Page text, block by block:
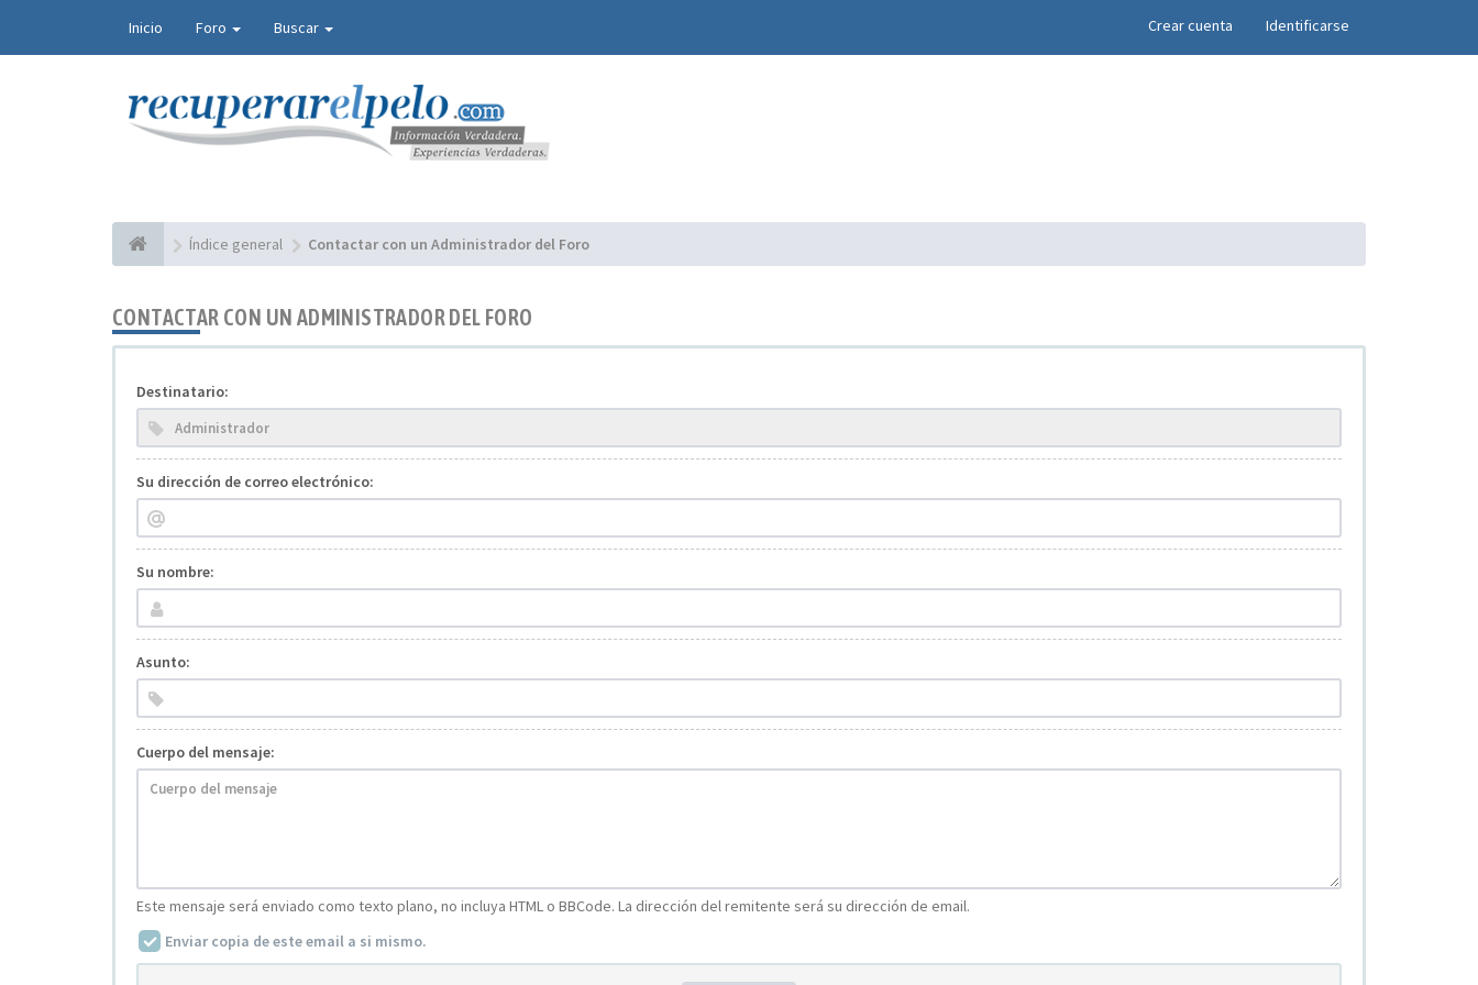
Inicio Foro Buscar Crear cuenta Identificarse ×
Índice general Contactar con un Administrador del Foro
CONTACTAR CON UN ADMINISTRADOR DEL FORO
Destinatario:
Su dirección de correo electrónico:
Su nombre:
Asunto:
Cuerpo del mensaje:
Este mensaje será enviado como texto plano, no incluya HTML o BBCode. La dirección del remitente será su dirección de email.
Enviar copia de este email a si mismo.